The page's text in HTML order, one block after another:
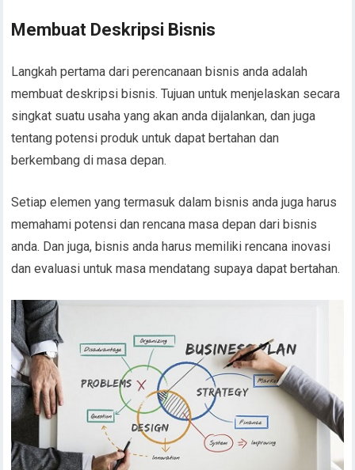
Membuat Deskripsi Bisnis
Langkah pertama dari perencanaan bisnis anda adalah
membuat deskripsi bisnis. Tujuan untuk menjelaskan secara
singkat suatu usaha yang akan anda dijalankan, dan juga
tentang potensi produk untuk dapat bertahan dan
berkembang di masa depan.
Setiap elemen yang termasuk dalam bisnis anda juga harus
memahami potensi dan rencana masa depan dari bisnis
anda. Dan juga, bisnis anda harus memiliki rencana inovasi
dan evaluasi untuk masa mendatang supaya dapat bertahan.